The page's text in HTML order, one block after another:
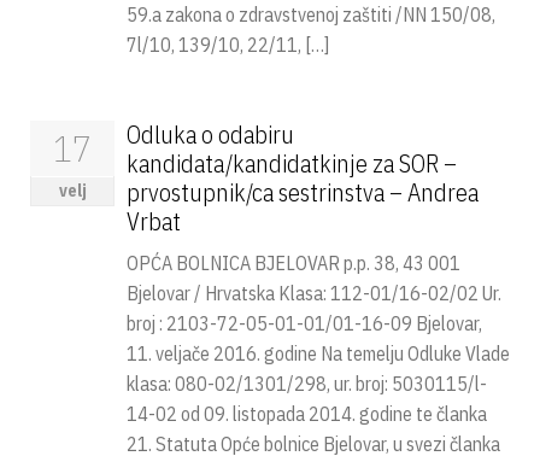
59.a zakona o zdravstvenoj zaštiti /NN 150/08,
7l/10, 139/10, 22/11, […]
17
velj
Odluka o odabiru
kandidata/kandidatkinje za SOR –
prvostupnik/ca sestrinstva – Andrea
Vrbat
OPĆA BOLNICA BJELOVAR p.p. 38, 43 001
Bjelovar / Hrvatska Klasa: 112-01/16-02/02 Ur.
broj : 2103-72-05-01-01/01-16-09 Bjelovar,
11. veljače 2016. godine Na temelju Odluke Vlade
klasa: 080-02/1301/298, ur. broj: 5030115/l-
14-02 od 09. listopada 2014. godine te članka
21. Statuta Opće bolnice Bjelovar, u svezi članka